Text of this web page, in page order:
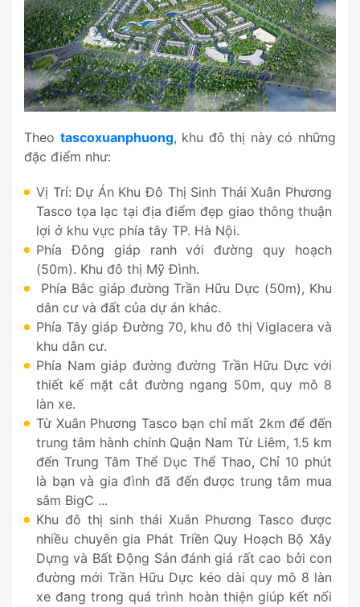
Theo tascoxuanphuong, khu đô thị này có những
đặc điểm như:
Vị Trí: Dự Án Khu Đô Thị Sinh Thái Xuân Phương
Tasco tọa lạc tại địa điểm đẹp giao thông thuận
lợi ở khu vực phía tây TP. Hà Nội.
Phía Đông giáp ranh với đường quy hoạch
(50m). Khu đô thị Mỹ Đình.
Phía Bắc giáp đường Trần Hữu Dực (50m), Khu
dân cư và đất của dự án khác.
Phía Tây giáp Đường 70, khu đô thị Viglacera và
khu dân cư.
Phía Nam giáp đường đường Trần Hữu Dực với
thiết kế mặt cắt đường ngang 50m, quy mô 8
làn xe.
Từ Xuân Phương Tasco bạn chỉ mất 2km để đến
trung tâm hành chính Quận Nam Từ Liêm, 1.5 km
đến Trung Tâm Thể Dục Thể Thao, Chỉ 10 phút
là bạn và gia đình đã đến được trung tâm mua
sắm BigC ...
Khu đô thị sinh thái Xuân Phương Tasco được
nhiều chuyên gia Phát Triền Quy Hoạch Bộ Xây
Dựng và Bất Động Sản đánh giá rất cao bởi con
đường mới Trần Hữu Dực kéo dài quy mô 8 làn
xe đang trong quá trình hoàn thiện giúp kết nối